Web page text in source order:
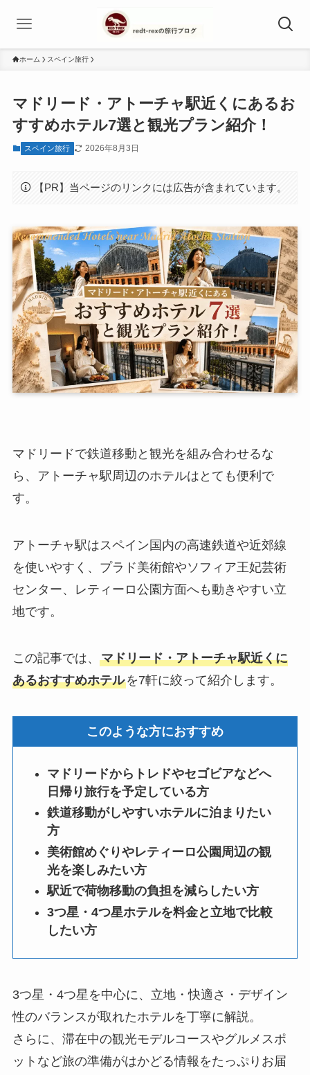
ホーム スペイン旅行
マドリード・アトーチャ駅近くにあるお
すすめホテル7選と観光プラン紹介！
スペイン旅行 2026年8月3日
【PR】当ページのリンクには広告が含まれています。
マドリードで鉄道移動と観光を組み合わせるな
ら、アトーチャ駅周辺のホテルはとても便利で
す。
アトーチャ駅はスペイン国内の高速鉄道や近郊線
を使いやすく、プラド美術館やソフィア王妃芸術
センター、レティーロ公園方面へも動きやすい立
地です。
この記事では、 マドリード・アトーチャ駅近くに
あるおすすめホテルを7軒に絞って紹介します。
このような方におすすめ
マドリードからトレドやセゴビアなどへ
日帰り旅行を予定している方
鉄道移動がしやすいホテルに泊まりたい
方
美術館めぐりやレティーロ公園周辺の観
光を楽しみたい方
駅近で荷物移動の負担を減らしたい方
3つ星・4つ星ホテルを料金と立地で比較
したい方
3つ星・4つ星を中心に、立地・快適さ・デザイン
性のバランスが取れたホテルを丁寧に解説。
さらに、滞在中の観光モデルコースやグルメスポ
ットなど旅の準備がはかどる情報をたっぷりお届